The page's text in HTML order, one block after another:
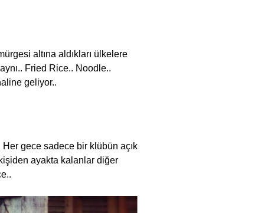
altına aldıkları ülkelere
Fried Rice.. Noodle..
geliyor..
gece sadece bir klübün açık
ayakta kalanlar diğer